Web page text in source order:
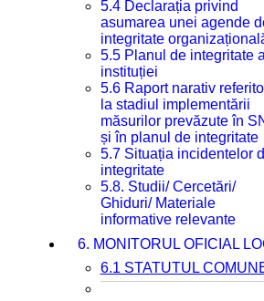
5.4 Declarația privind
asumarea unei agende
integritate
5.5 Planul de integritate al
instituției
5.6 Raport narativ
la stadiul implementării
măsurilor prevăzute în
și în planul de integritate
5.7 Situația incidentelor
integritate
5.8. Studii/ Cercetări/
Ghiduri/ Materiale
informative relevante
6. MONITORUL OFICIAL
6.1 STATUTUL